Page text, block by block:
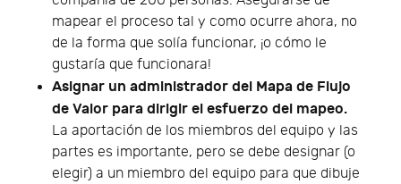
mapear el proceso tal y como ocurre ahora, no
de la forma que solía funcionar, ¡o cómo le
gustaría que funcionara!
Asignar un administrador del Mapa de Flujo
de Valor para dirigir el esfuerzo del mapeo.
La aportación de los miembros del equipo y las
partes es importante, pero se debe designar (o
elegir) a un miembro del equipo para que dibuje